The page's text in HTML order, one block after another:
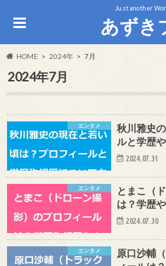
Just another
あずき
HOME 2024年 7月
2024年7月
エンタメ
秋川雅史
ルと学歴
2024.07.31
エンタメ
とまこ（
は？学歴
2024.07.30
エンタメ
原口沙輔